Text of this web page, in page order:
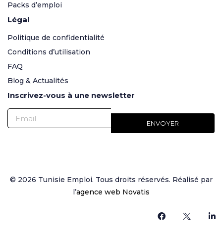
Packs d’emploi
Légal
Politique de confidentialité
Conditions d’utilisation
FAQ
Blog & Actualités
Inscrivez-vous à une newsletter
© 2026 Tunisie Emploi. Tous droits réservés. Réalisé par
l’agence web Novatis